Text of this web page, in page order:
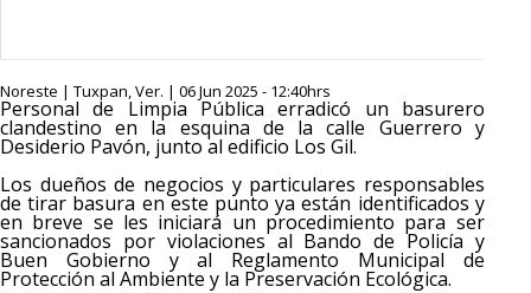
Noreste | Tuxpan, Ver. | 06 Jun 2025 - 12:40hrs
Personal de Limpia Pública erradicó un basurero
clandestino en la esquina de la calle Guerrero y
Desiderio Pavón, junto al edificio Los Gil.
Los dueños de negocios y particulares responsables
de tirar basura en este punto ya están identificados y
en breve se les iniciará un procedimiento para ser
sancionados por violaciones al Bando de Policía y
Buen Gobierno y al Reglamento Municipal de
Protección al Ambiente y la Preservación Ecológica.